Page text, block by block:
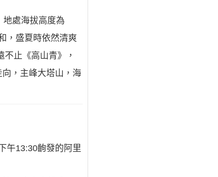
地處海拔高度為
，盛夏時依然清爽
止《高山青》，
，主峰大塔山，海
午13:30齣發的阿里